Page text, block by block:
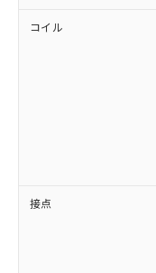
コイル
接点